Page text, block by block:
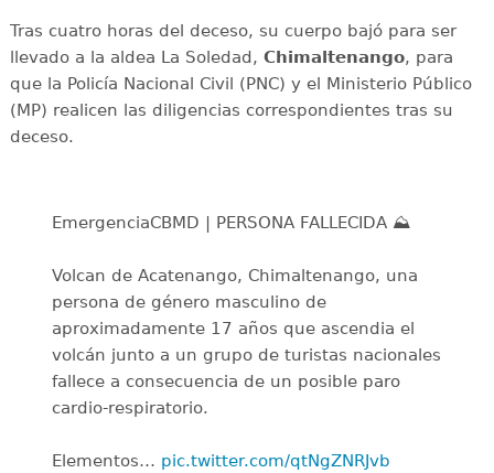
Tras cuatro horas del deceso, su cuerpo bajó para ser
llevado a la aldea La Soledad, Chimaltenango, para
que la Policía Nacional Civil (PNC) y el Ministerio Público
(MP) realicen las diligencias correspondientes tras su
deceso.
EmergenciaCBMD | PERSONA FALLECIDA ⛰️
Volcan de Acatenango, Chimaltenango, una
persona de género masculino de
aproximadamente 17 años que ascendia el
volcán junto a un grupo de turistas nacionales
fallece a consecuencia de un posible paro
cardio-respiratorio.
Elementos… pic.twitter.com/qtNgZNRJvb